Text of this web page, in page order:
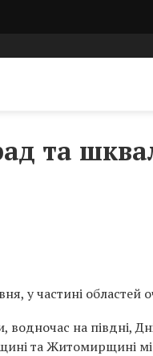
та
у частині областей
водночас на півдні,
та Житомирщині